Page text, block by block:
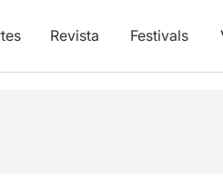
Revista Festivals